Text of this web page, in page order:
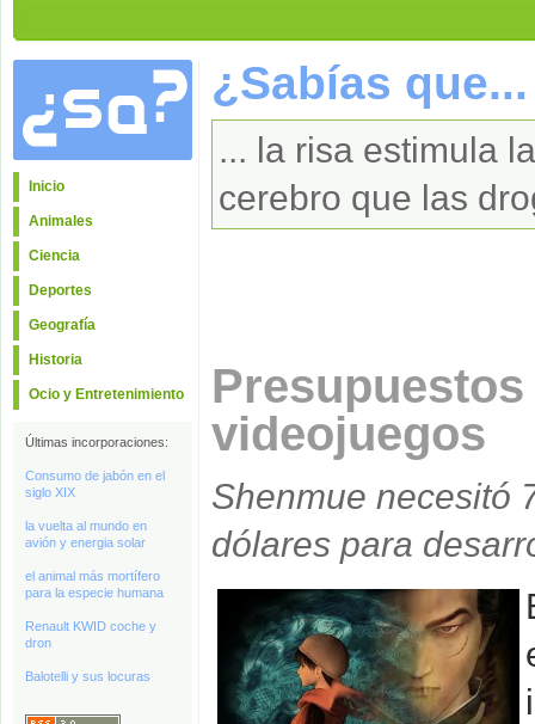
Inicio
Animales
Ciencia
Deportes
Geografía
Historia
Ocio y Entretenimiento
Últimas incorporaciones:
Consumo de jabón en el
siglo XIX
la vuelta al mundo en
avión y energia solar
el animal más mortífero
para la especie humana
Renault KWID coche y
dron
Balotelli y sus locuras
¿Sabías que...
... la risa estimula
cerebro que las
videojuegos
Shenmue necesitó
dólares para